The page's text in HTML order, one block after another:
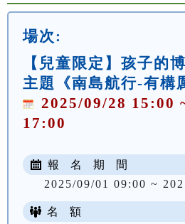
場次:
【兒童限定】孩子的
主題《南島航行-有構
2025/09/28 15:00
17:00
報 名 期 間
2025/09/01 09:00 ~
名 額